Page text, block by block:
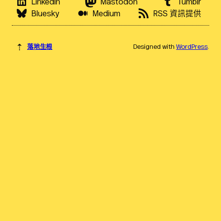
Bluesky
Medium RSS 資訊提供
⇡ 落地生根 Designed with WordPress